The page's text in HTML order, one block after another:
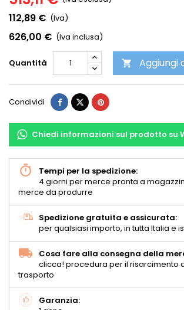
112,89 € (Iva)
626,00 € (Iva inclusa)
Quantità  Aggiungi
Condividi
Chiedi informazioni sul prodotto su
Tempi per la spedizione:
4 giorni per merce pronta a
merce da produrre
Spedizione gratuita e assicurata:
per qualsiasi importo, in tutta Italia e
Cosa fare alla consegna della
clicca! procedura per il risarcimento
trasporto
Garanzia: